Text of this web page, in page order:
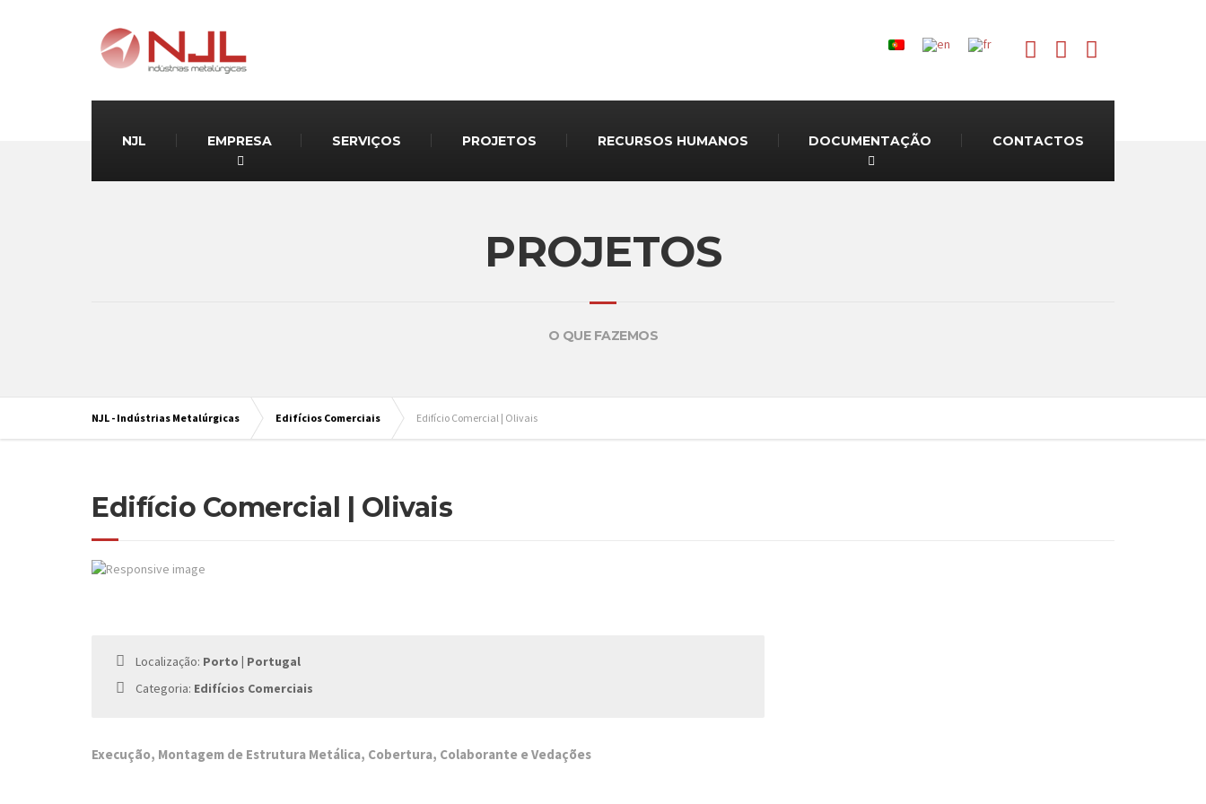
NJL EMPRESA SERVIÇOS PROJETOS RECURSOS HUMANOS DOCUMENTAÇÃO CONTACTOS
PROJETOS
O QUE FAZEMOS
NJL - Indústrias Metalúrgicas Edifícios Comerciais Edifício Comercial | Olivais
Edifício Comercial | Olivais
Localização: Porto | Portugal
Categoria: Edifícios Comerciais
Execução, Montagem de Estrutura Metálica, Cobertura, Colaborante e Vedações